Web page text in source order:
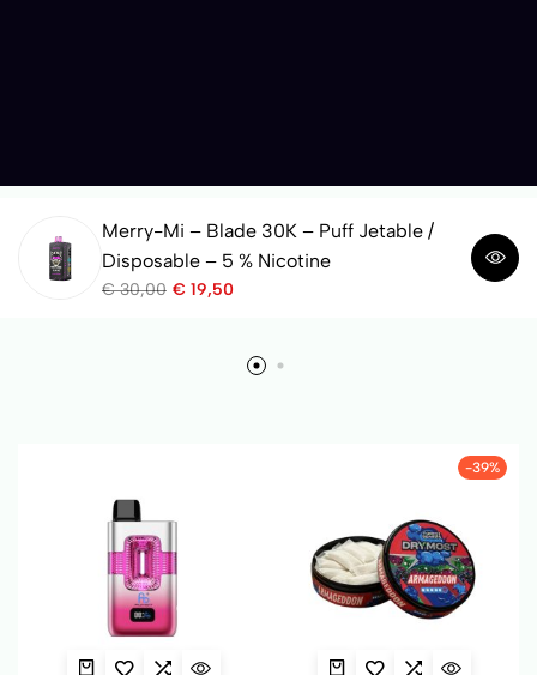
Merry-Mi – Blade 30K – Puff Jetable /
Disposable – 5 % Nicotine
€30,00 € 19,50
-39%